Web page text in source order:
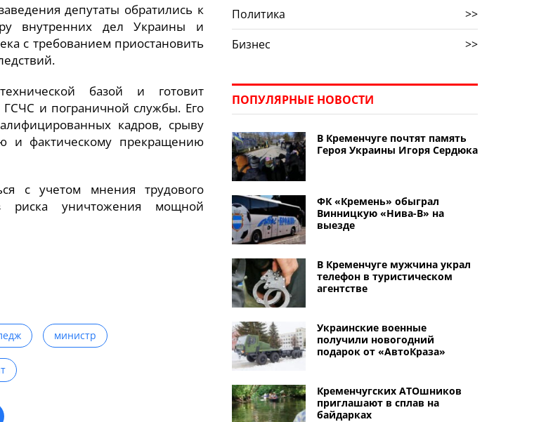
депутаты обратились к
внутренних дел Украины и
с требованием приостановить
базой и готовит
и пограничной службы. Его
кадров, срыву
и фактическому прекращению
с учетом мнения трудового
риска уничтожения мощной
министр
Политика
>>
Бизнес
>>
ПОПУЛЯРНЫЕ НОВОСТИ
В Кременчуге почтят память
Героя Украины Игоря Сердюка
ФК «Кремень» обыграл
Винницкую «Нива-В» на
выезде
В Кременчуге мужчина украл
телефон в туристическом
агентстве
Украинские военные
получили новогодний
подарок от «АвтоКраза»
Кременчугских АТОшников
приглашают в сплав на
байдарках